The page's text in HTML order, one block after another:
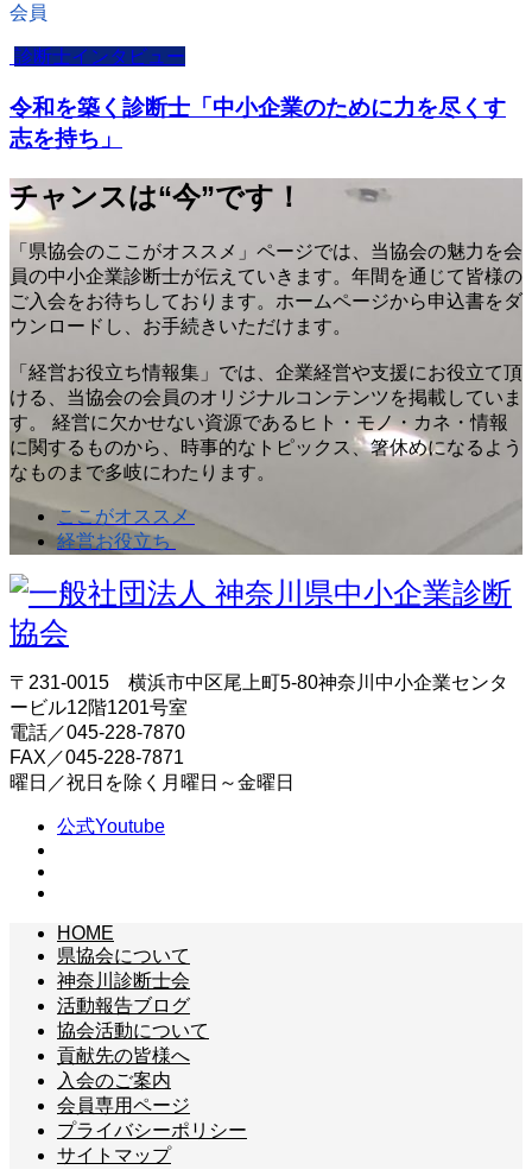
会員
診断士インタビュー
令和を築く診断士「中小企業のために力を尽くす
志を持ち」
チャンスは“今”です！
「県協会のここがオススメ」ページでは、当協会の魅力を会
員の中小企業診断士が伝えていきます。年間を通じて皆様の
ご入会をお待ちしております。ホームページから申込書をダ
ウンロードし、お手続きいただけます。
「経営お役立ち情報集」では、企業経営や支援にお役立て頂
ける、当協会の会員のオリジナルコンテンツを掲載していま
す。 経営に欠かせない資源であるヒト・モノ・カネ・情報
に関するものから、時事的なトピックス、箸休めになるよう
なものまで多岐にわたります。
ここがオススメ
経営お役立ち
〒231-0015 横浜市中区尾上町5-80神奈川中小企業センタ
ービル12階1201号室
電話／045-228-7870
FAX／045-228-7871
曜日／祝日を除く月曜日～金曜日
公式Youtube
HOME
県協会について
神奈川診断士会
活動報告ブログ
協会活動について
貢献先の皆様へ
入会のご案内
会員専用ページ
プライバシーポリシー
サイトマップ